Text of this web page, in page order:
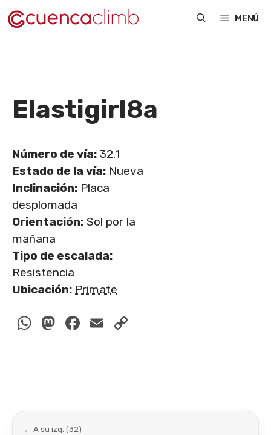
Saltar
al
MENÚ
Elastigirl8a
Número de vía: 32.1
Estado de la vía: Nueva
Inclinación: Placa
desplomada
Orientación: Sol por la
mañana
Tipo de escalada:
Resistencia
Ubicación: Primate
WhatsApp
Mastodon
Facebook
Email
← A su izq. (32)